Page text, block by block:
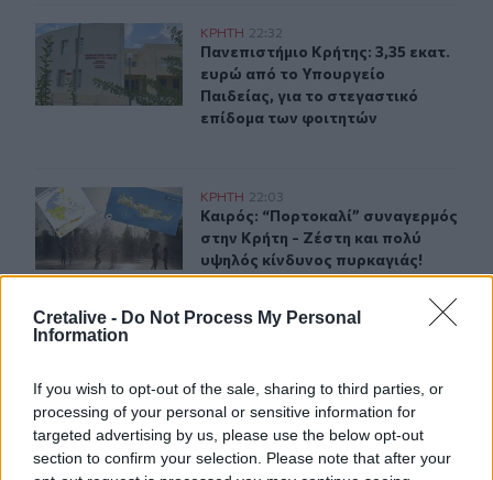
Cretalive - Do Not Process My Personal
Information
If you wish to opt-out of the sale, sharing to third parties, or
processing of your personal or sensitive information for
targeted advertising by us, please use the below opt-out
section to confirm your selection. Please note that after your
Πανεπιστήμιο Κρήτης: 3,35 εκατ. ευρώ από το
ΚΡΗΤΗ 22:32
Πανεπιστήμιο Κρήτης: 3,35 εκατ.
Πανεπιστήμιο Κρήτης: 3,35 εκατ.
ευρώ από το Υπουργείο
Παιδείας, για το στεγαστικό
επίδομα των φοιτητών
Καιρός: “Πορτοκαλί” συναγερμός στην Κρήτη - Ζέστη
ΚΡΗΤΗ 22:03
Καιρός: “Πορτοκαλί” συναγερμός
Καιρός: “Πορτοκαλί” συναγερμός
στην Κρήτη - Ζέστη και πολύ
υψηλός κίνδυνος πυρκαγιάς!
Μεταναστευτικό: Σύλληψη 18χρονου διακινητή για
18χρονου διακινητή για την
"καραβιά" στον Τσούτσουρα